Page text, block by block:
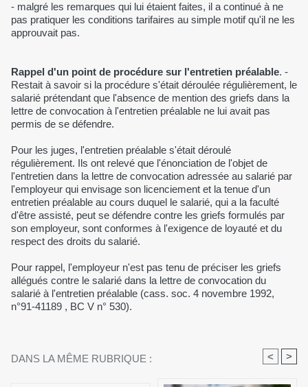
- malgré les remarques qui lui étaient faites, il a continué à ne
pas pratiquer les conditions tarifaires au simple motif qu'il ne les
approuvait pas.
Rappel d'un point de procédure sur l'entretien préalable. -
Restait à savoir si la procédure s'était déroulée régulièrement, le
salarié prétendant que l'absence de mention des griefs dans la
lettre de convocation à l'entretien préalable ne lui avait pas
permis de se défendre.
Pour les juges, l'entretien préalable s'était déroulé
régulièrement. Ils ont relevé que l'énonciation de l'objet de
l'entretien dans la lettre de convocation adressée au salarié par
l'employeur qui envisage son licenciement et la tenue d'un
entretien préalable au cours duquel le salarié, qui a la faculté
d'être assisté, peut se défendre contre les griefs formulés par
son employeur, sont conformes à l'exigence de loyauté et du
respect des droits du salarié.
Pour rappel, l'employeur n'est pas tenu de préciser les griefs
allégués contre le salarié dans la lettre de convocation du
salarié à l'entretien préalable (cass. soc. 4 novembre 1992,
n°91-41189 , BC V n° 530).
DANS LA MÊME RUBRIQUE : < >